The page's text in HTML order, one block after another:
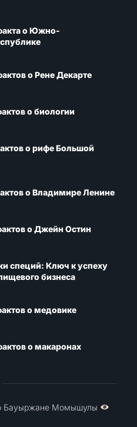
о Южно-
о Рене Декарте
о биологии
о рифе Большой
о Владимире Ленине
о Джейн Остин
специй: Ключ к успеху
бизнеса
о медовике
о макаронах
Бауыржане Момышулы